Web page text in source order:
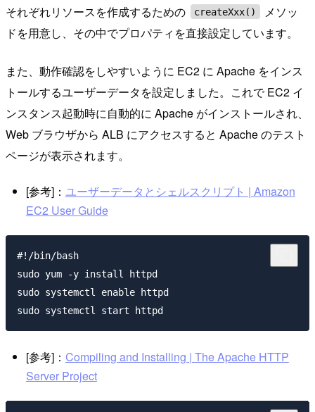
それぞれリソースを作成するための
createXxx()
メソッ
ドを用意し、その中でプロパティを直接設定しています。
また、動作確認をしやすいように EC2 に Apache をインス
トールするユーザーデータを設定しました。これで EC2 イ
ンスタンス起動時に自動的に Apache がインストールされ、
Web ブラウザから ALB にアクセスすると Apache のテスト
ページが表示されます。
[参考]： ユーザーデータとシェルスクリプト | Amazon
EC2 User Guide
#!/bin/bash
sudo yum -y install httpd
sudo systemctl enable httpd
[参考]： Compiling and Installing | The Apache HTTP
Server Project